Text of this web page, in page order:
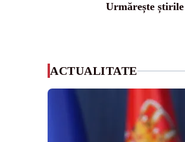
Urmărește
ACTUALITATE